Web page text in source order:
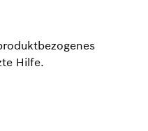
Hilfe.